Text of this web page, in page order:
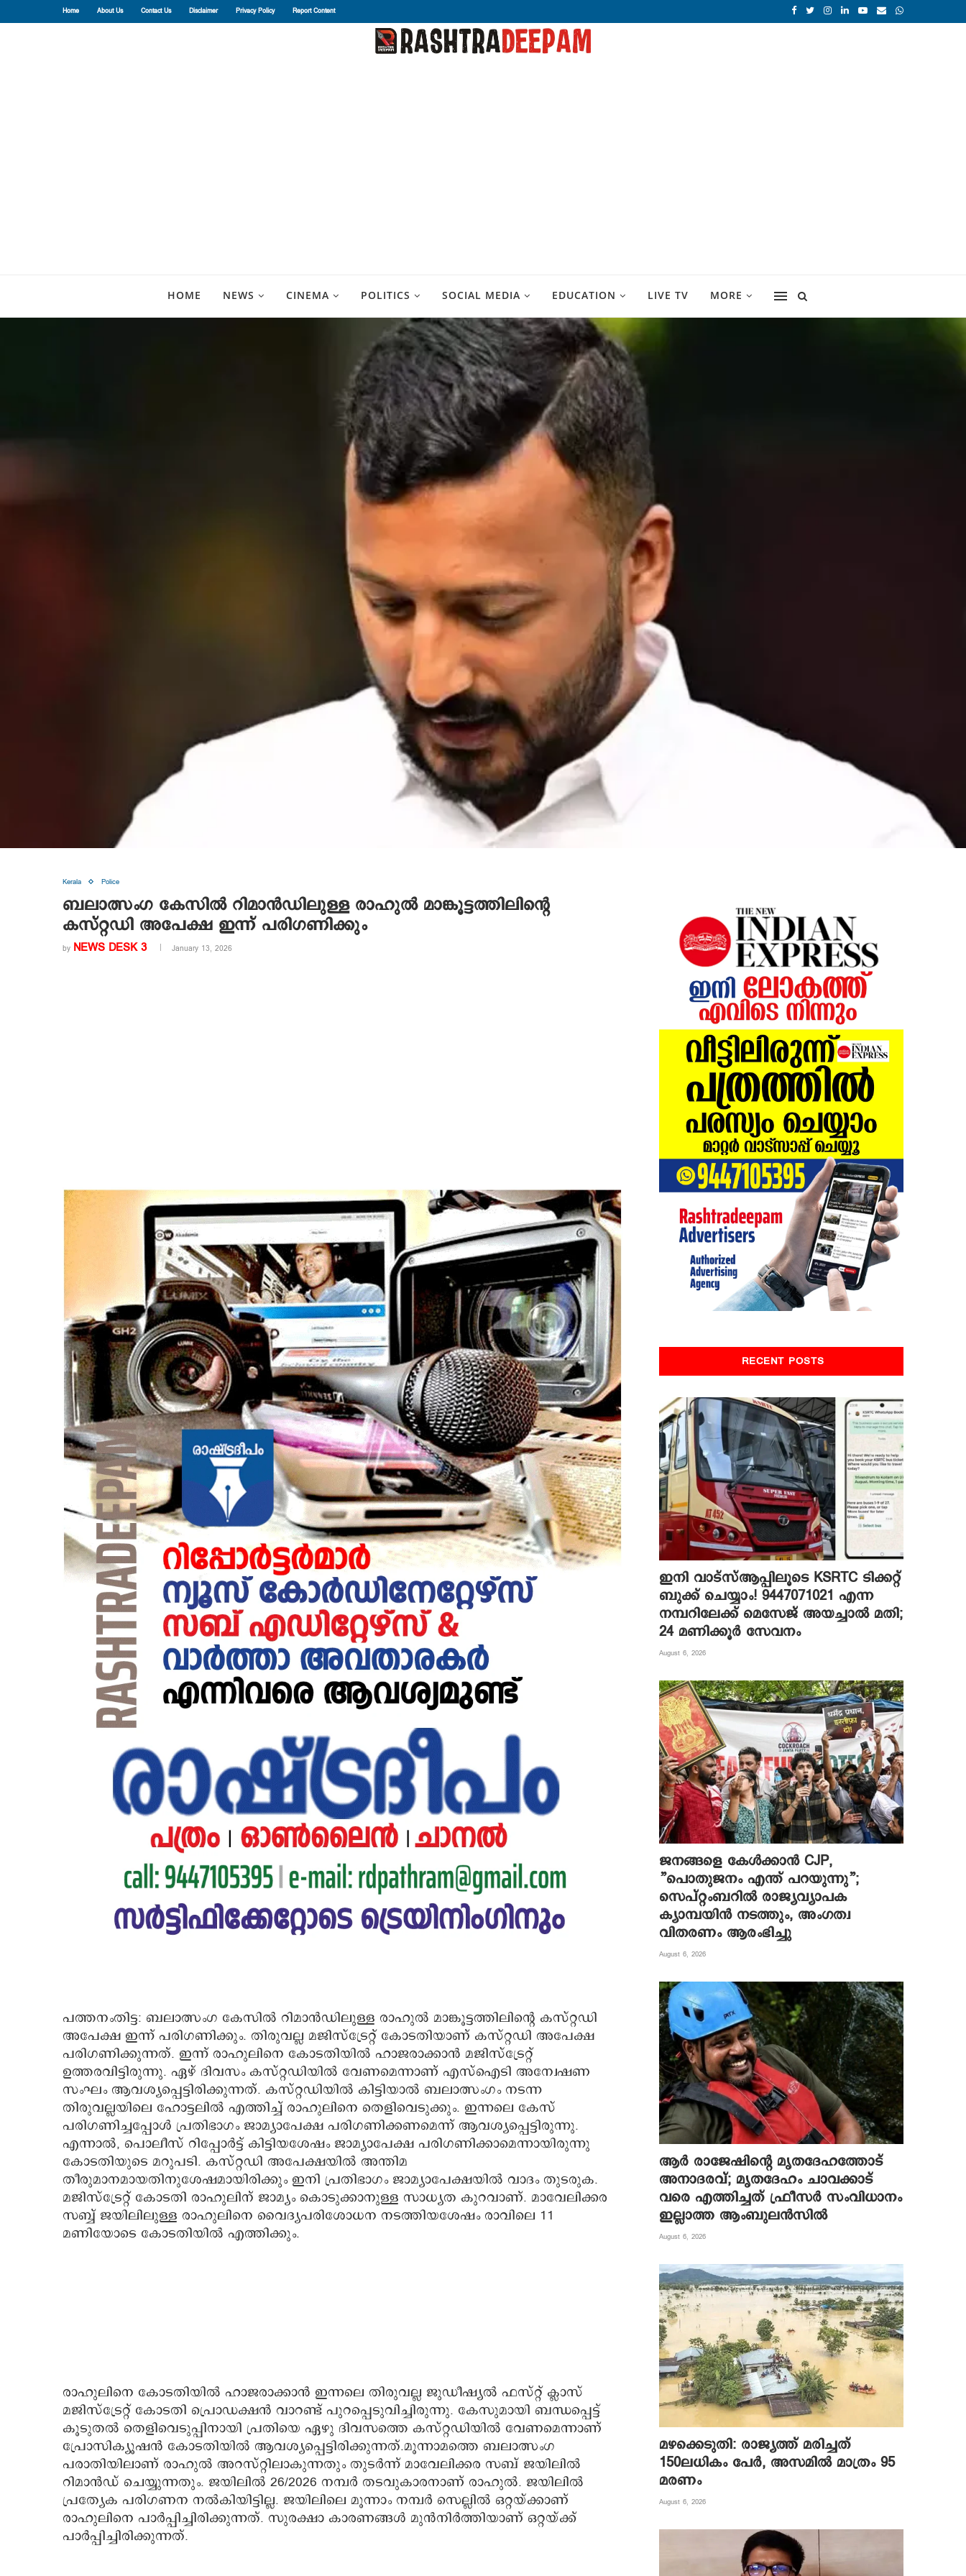
Home About Us Contact Us Disclaimer Privacy Policy Report Content
HOME NEWS CINEMA POLITICS SOCIAL MEDIA EDUCATION LIVE TV MORE
Kerala Police
ബലാത്സംഗ കേസിൽ റിമാന്‍ഡിലുള്ള രാഹുൽ മാങ്കൂട്ടത്തിലിന്‍റെ
കസ്റ്റഡി അപേക്ഷ ഇന്ന് പരിഗണിക്കും
by NEWS DESK 3 January 13, 2026
പത്തനംതിട്ട: ബലാത്സംഗ കേസിൽ റിമാന്‍ഡിലുള്ള രാഹുൽ മാങ്കൂട്ടത്തിലിന്‍റെ കസ്റ്റഡി
അപേക്ഷ ഇന്ന് പരിഗണിക്കും. തിരുവല്ല മജിസ്ട്രേറ്റ് കോടതിയാണ് കസ്റ്റഡി അപേക്ഷ
പരിഗണിക്കുന്നത്. ഇന്ന് രാഹുലിനെ കോടതിയിൽ ഹാജരാക്കാൻ മജിസ്ട്രേറ്റ്
ഉത്തരവിട്ടിരുന്നു. ഏഴ് ദിവസം കസ്റ്റഡിയിൽ വേണമെന്നാണ് എസ്ഐടി അന്വേഷണ
സംഘം ആവശ്യപ്പെട്ടിരിക്കുന്നത്. കസ്റ്റഡിയിൽ കിട്ടിയാൽ ബലാത്സംഗം നടന്ന
തിരുവല്ലയിലെ ഹോട്ടലിൽ എത്തിച്ച് രാഹുലിനെ തെളിവെടുക്കും. ഇന്നലെ കേസ്
പരിഗണിച്ചപ്പോൾ പ്രതിഭാഗം ജാമ്യാപേക്ഷ പരിഗണിക്കണമെന്ന് ആവശ്യപ്പെട്ടിരുന്നു.
എന്നാൽ, പൊലീസ് റിപ്പോർട്ട് കിട്ടിയശേഷം ജാമ്യാപേക്ഷ പരിഗണിക്കാമെന്നായിരുന്നു
കോടതിയുടെ മറുപടി. കസ്റ്റഡി അപേക്ഷയിൽ അന്തിമ
തീരുമാനമായതിനുശേഷമായിരിക്കും ഇനി പ്രതിഭാഗം ജാമ്യാപേക്ഷയിൽ വാദം തുടരുക.
മജിസ്ട്രേറ്റ് കോടതി രാഹുലിന് ജാമ്യം കൊടുക്കാനുള്ള സാധ്യത കുറവാണ്. മാവേലിക്കര
സബ്ബ് ജയിലിലുള്ള രാഹുലിനെ വൈദ്യപരിശോധന നടത്തിയശേഷം രാവിലെ 11
മണിയോടെ കോടതിയിൽ എത്തിക്കും.
രാഹുലിനെ കോടതിയിൽ ഹാജരാക്കാൻ ഇന്നലെ തിരുവല്ല ജുഡീഷ്യൽ ഫസ്റ്റ് ക്ലാസ്
മജിസ്ട്രേറ്റ് കോടതി പ്രൊഡക്ഷൻ വാറണ്ട് പുറപ്പെടുവിച്ചിരുന്നു. കേസുമായി ബന്ധപ്പെട്ട്
കൂടുതൽ തെളിവെടുപ്പിനായി പ്രതിയെ ഏഴു ദിവസത്തെ കസ്റ്റഡിയിൽ വേണമെന്നാണ്
പ്രോസിക്യൂഷൻ കോടതിയിൽ ആവശ്യപ്പെട്ടിരിക്കുന്നത്.മൂന്നാമത്തെ ബലാത്സംഗ
പരാതിയിലാണ് രാഹുൽ അറസ്റ്റിലാകുന്നതും തുടര്‍ന്ന് മാവേലിക്കര സബ് ജയിലിൽ
റിമാന്‍ഡ് ചെയ്യുന്നതും. ജയിലിൽ 26/2026 നമ്പര്‍ തടവുകാരനാണ് രാഹുൽ. ജയിലിൽ
പ്രത്യേക പരിഗണന നൽകിയിട്ടില്ല. ജയിലിലെ മൂന്നാം നമ്പര്‍ സെല്ലിൽ ഒറ്റയ്ക്കാണ്
രാഹുലിനെ പാര്‍പ്പിച്ചിരിക്കുന്നത്. സുരക്ഷാ കാരണങ്ങള്‍ മുന്‍നിര്‍ത്തിയാണ് ഒറ്റയ്ക്ക്
പാര്‍പ്പിച്ചിരിക്കുന്നത്.
RECENT POSTS
ഇനി വാട്‌സ്ആപ്പിലൂടെ KSRTC ടിക്കറ്റ്
ബുക്ക് ചെയ്യാം! 9447071021 എന്ന
നമ്പറിലേക്ക് മെസേജ് അയച്ചാൽ മതി;
24 മണിക്കൂർ സേവനം
August 6, 2026
ജനങ്ങളെ കേൾക്കാൻ CJP,
”പൊതുജനം എന്ത് പറയുന്നു”;
സെപ്റ്റംബറിൽ രാജ്യവ്യാപക
ക്യാമ്പയിൻ നടത്തും, അംഗത്വ
വിതരണം ആരംഭിച്ചു
August 6, 2026
ആര്‍ രാജേഷിന്റെ മൃതദേഹത്തോട്
അനാദരവ്; മൃതദേഹം ചാവക്കാട്
വരെ എത്തിച്ചത് ഫ്രീസര്‍ സംവിധാനം
ഇല്ലാത്ത ആംബുലന്‍സില്‍
August 6, 2026
മഴക്കെടുതി: രാജ്യത്ത് മരിച്ചത്
150ലധികം പേർ, അസമിൽ മാത്രം 95
മരണം
August 6, 2026